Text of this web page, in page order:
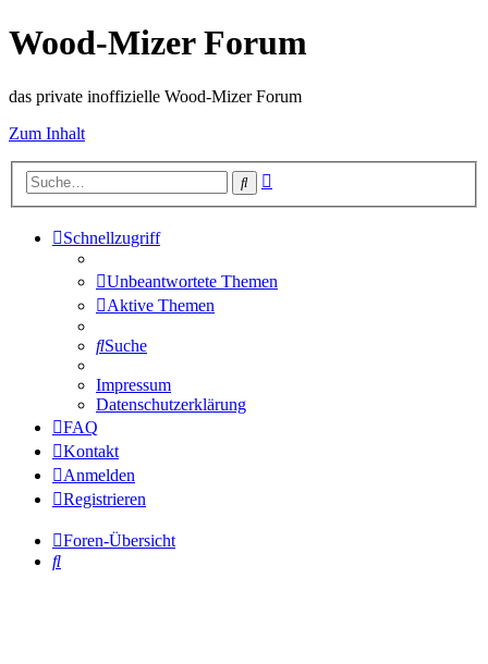
Wood-Mizer Forum
das private inoffizielle Wood-Mizer Forum
Zum Inhalt
Suche
Schnellzugriff
Unbeantwortete Themen
Aktive Themen
Suche
Impressum
Datenschutzerklärung
FAQ
Kontakt
Anmelden
Registrieren
Foren-Übersicht
Suche